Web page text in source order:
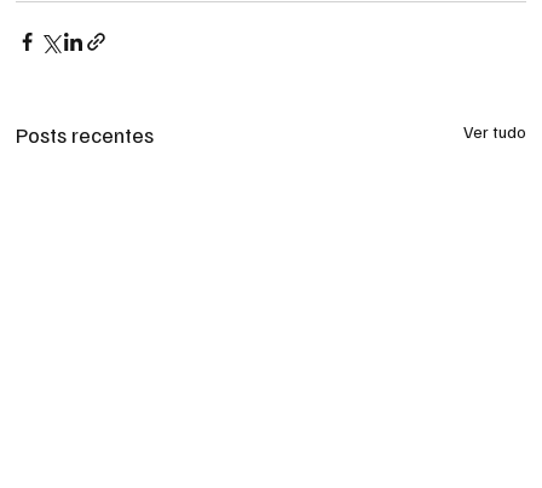
Posts recentes Ver tudo